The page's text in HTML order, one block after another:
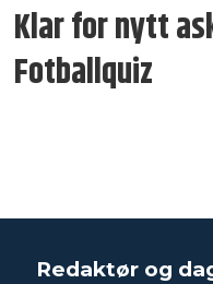
Klar for nytt
Fotballquiz
Redaktør og